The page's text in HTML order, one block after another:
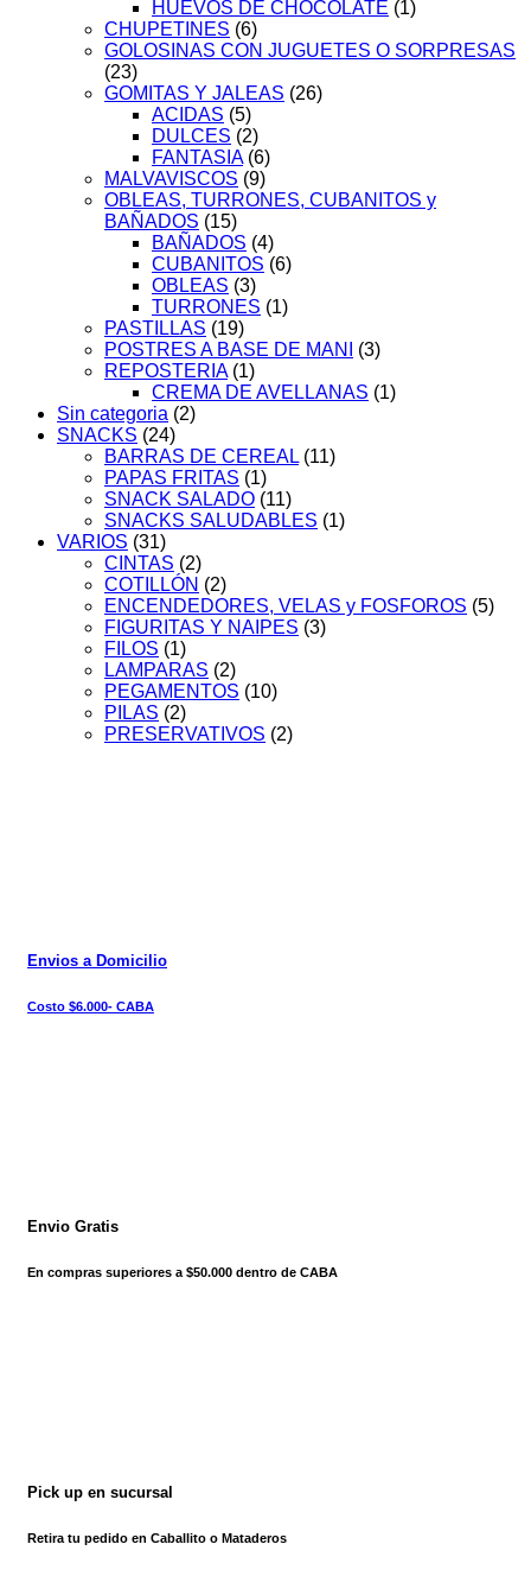
HUEVOS DE CHOCOLATE (1)
CHUPETINES (6)
GOLOSINAS CON JUGUETES O SORPRESAS
(23)
GOMITAS Y JALEAS (26)
ACIDAS (5)
DULCES (2)
FANTASIA (6)
MALVAVISCOS (9)
OBLEAS, TURRONES, CUBANITOS y
BAÑADOS (15)
BAÑADOS (4)
CUBANITOS (6)
OBLEAS (3)
TURRONES (1)
PASTILLAS (19)
POSTRES A BASE DE MANI
(3)
REPOSTERIA (1)
CREMA DE AVELLANAS (1)
Sin categoria (2)
SNACKS (24)
BARRAS DE CEREAL (11)
PAPAS FRITAS (1)
SNACK SALADO (11)
SNACKS SALUDABLES (1)
VARIOS (31)
CINTAS (2)
COTILLÓN (2)
ENCENDEDORES, VELAS y FOSFOROS (5)
FIGURITAS Y NAIPES (3)
FILOS (1)
LAMPARAS (2)
PEGAMENTOS (10)
PILAS (2)
PRESERVATIVOS (2)
Envios a Domicilio
Costo $6.000- CABA
Envio Gratis
En compras superiores a $50.000 dentro de CABA
Pick up en sucursal
Retira tu pedido en Caballito o Mataderos